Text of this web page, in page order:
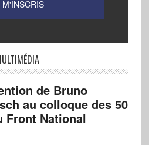
de Bruno
au colloque des 50
Front National